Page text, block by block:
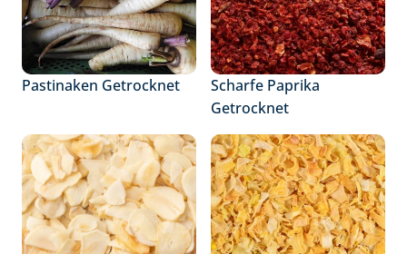
Pastinaken Getrocknet
Scharfe Paprika
Getrocknet